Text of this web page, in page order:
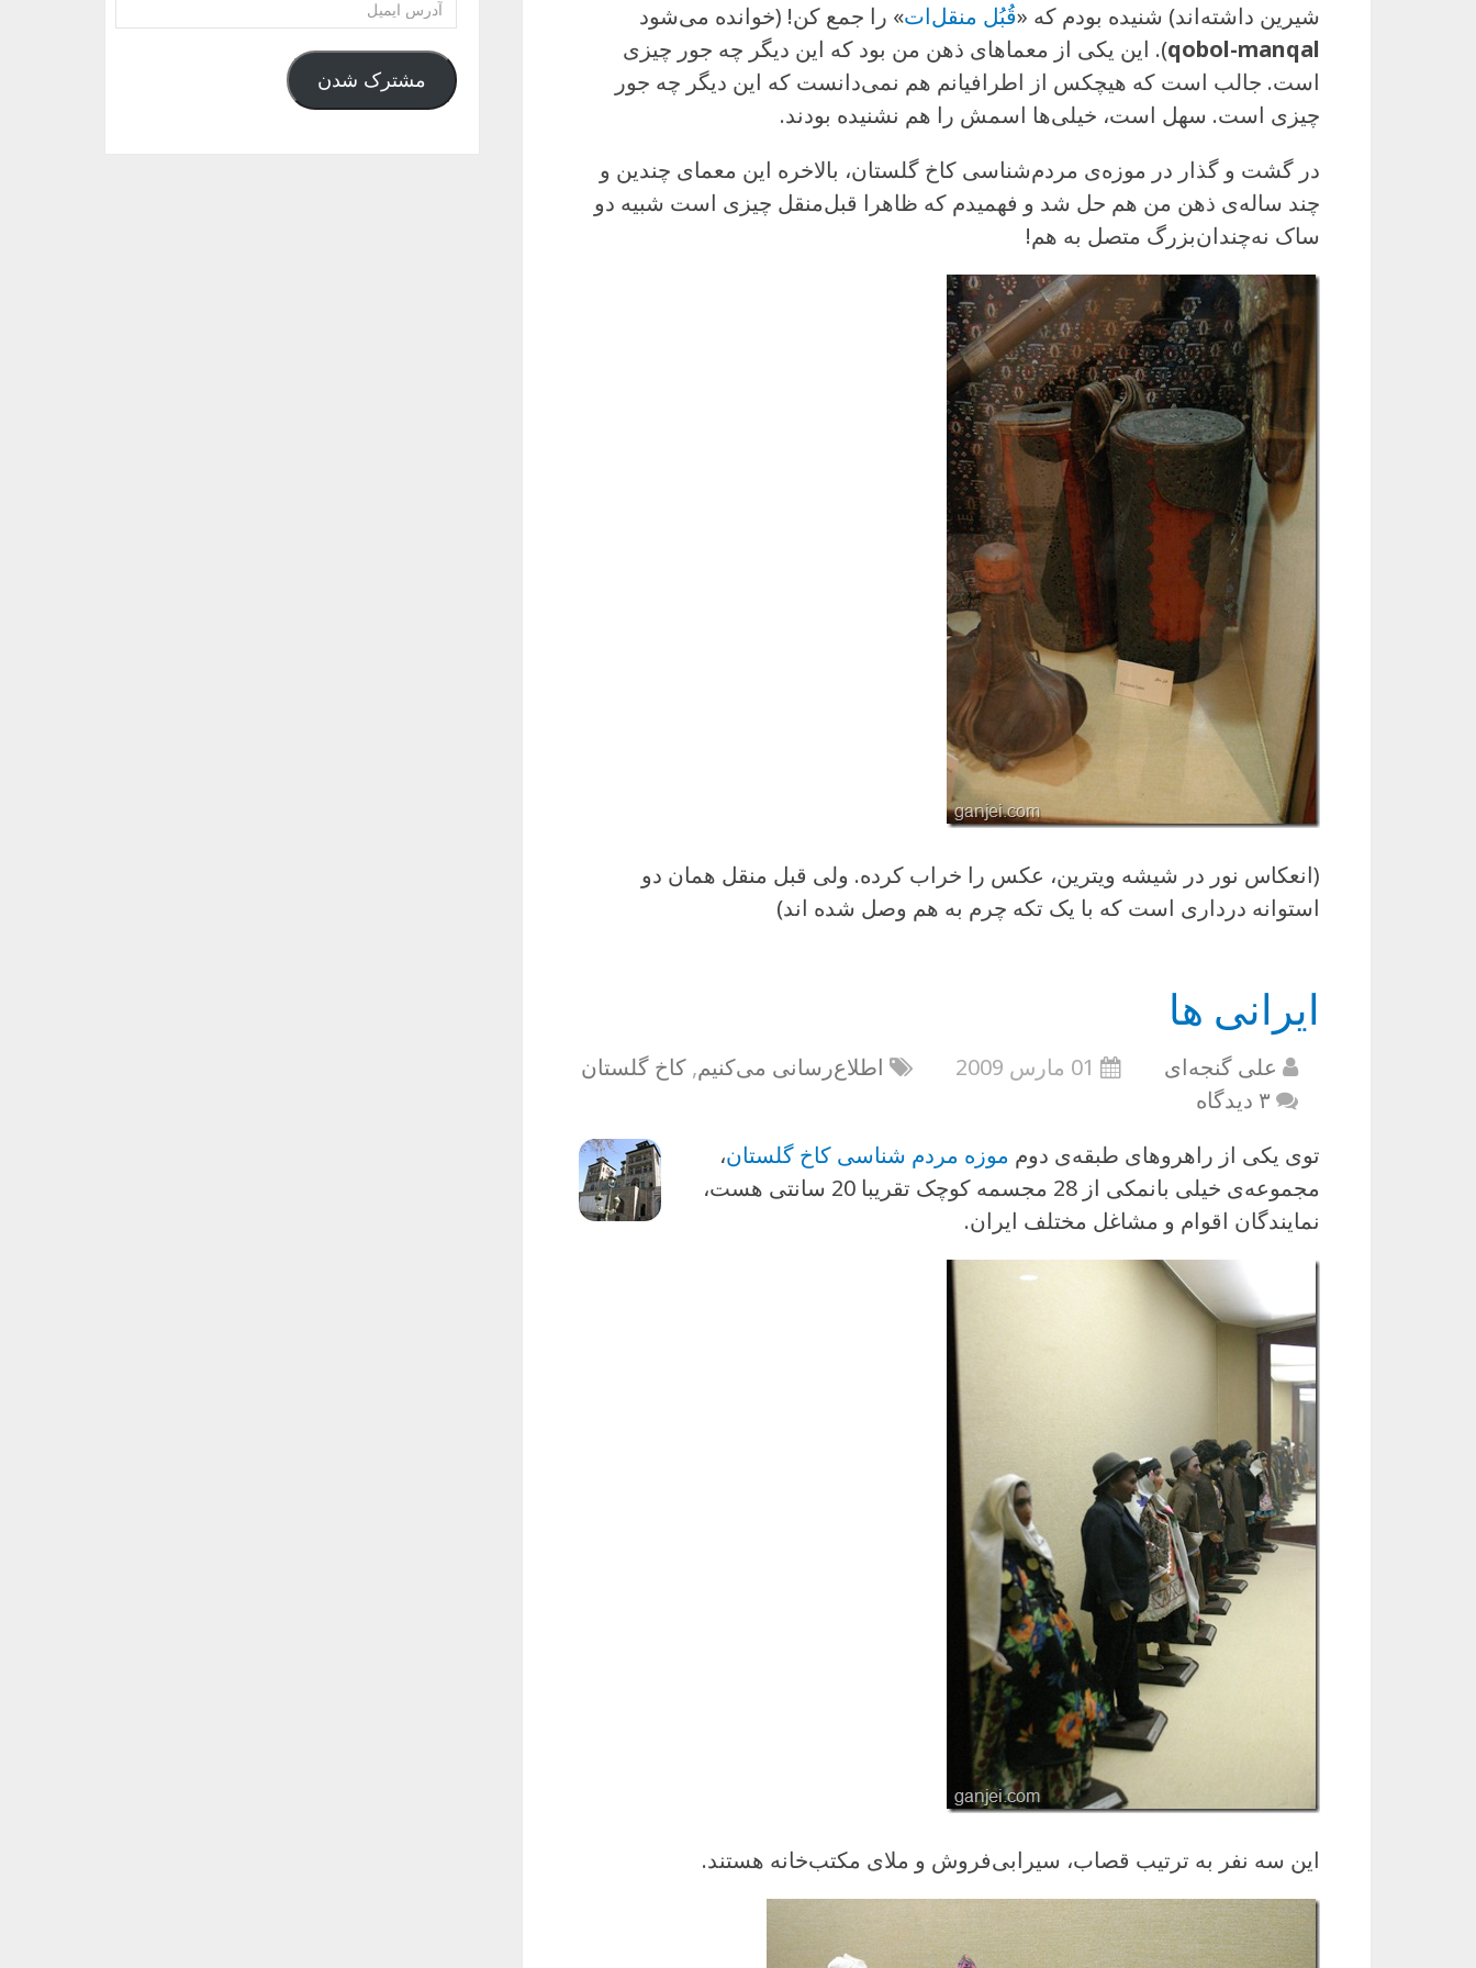
شیرین داشته‌اند) شنیده بودم که «قُبُل منقل‌ات» را جمع کن! (خوانده می‌شود
qobol-manqal). این یکی از معماهای ذهن من بود که این دیگر چه جور چیزی
است. جالب است که هیچکس از اطرافیانم هم نمی‌دانست که این دیگر چه جور
چیزی است. سهل است، خیلی‌ها اسمش را هم نشنیده بودند.
در گشت و گذار در موزه‌ی مردم‌شناسی کاخ گلستان، بالاخره این معمای چندین و
چند ساله‌ی ذهن من هم حل شد و فهمیدم که ظاهرا قبل‌منقل چیزی است شبیه دو
ساک نه‌چندان‌بزرگ متصل به هم!
(انعکاس نور در شیشه ویترین، عکس را خراب کرده. ولی قبل منقل همان دو
استوانه درداری است که با یک تکه چرم به هم وصل شده اند)
ایرانی ها
علی گنجه‌ای 01 مارس 2009 اطلاع‌رسانی می‌کنیم, کاخ گلستان
۳ دیدگاه
توی یکی از راهروهای طبقه‌ی دوم موزه مردم شناسی کاخ گلستان،
مجموعه‌ی خیلی بانمکی از 28 مجسمه کوچک تقریبا 20 سانتی هست،
نمایندگان اقوام و مشاغل مختلف ایران.
این سه نفر به ترتیب قصاب، سیرابی‌فروش و ملای مکتب‌خانه هستند.
ایمیل
مشترک شدن